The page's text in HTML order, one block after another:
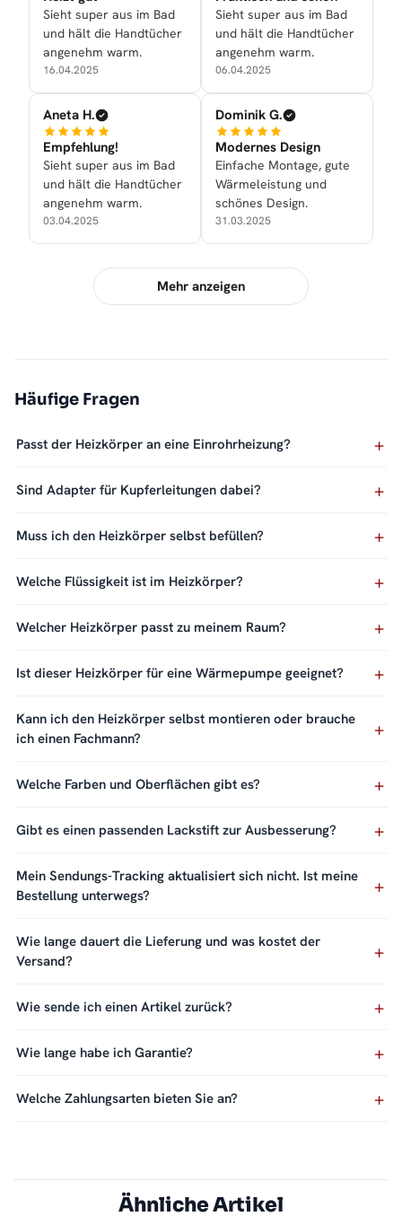
Sieht super aus im Bad
und hält die Handtücher
angenehm warm.
16.04.2025
Aneta H.
Empfehlung!
Sieht super aus im Bad
und hält die Handtücher
angenehm warm.
03.04.2025
Sieht super aus im Bad
und hält die Handtücher
angenehm warm.
06.04.2025
Dominik G.
Modernes Design
Einfache Montage, gute
Wärmeleistung und
schönes Design.
31.03.2025
Mehr anzeigen
Häufige Fragen
Passt der Heizkörper an eine Einrohrheizung?
Sind Adapter für Kupferleitungen dabei?
Muss ich den Heizkörper selbst befüllen?
Welche Flüssigkeit ist im Heizkörper?
Welcher Heizkörper passt zu meinem Raum?
Ist dieser Heizkörper für eine Wärmepumpe geeignet?
Kann ich den Heizkörper selbst montieren oder brauche
ich einen Fachmann?
Welche Farben und Oberflächen gibt es?
Gibt es einen passenden Lackstift zur Ausbesserung?
Mein Sendungs-Tracking aktualisiert sich nicht. Ist meine
Bestellung unterwegs?
Wie lange dauert die Lieferung und was kostet der
Versand?
Wie sende ich einen Artikel zurück?
Wie lange habe ich Garantie?
Welche Zahlungsarten bieten Sie an?
Ähnliche Artikel